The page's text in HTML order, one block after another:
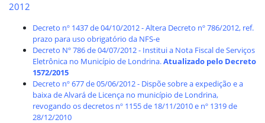
2012
Decreto nº 1437 de 04/10/2012 - Altera Decreto nº 786/2012, ref.
prazo para uso obrigatório da NFS-e
Decreto Nº 786 de 04/07/2012 - Institui a Nota Fiscal de Serviços
Eletrônica no Município de Londrina.Atualizado pelo Decreto
1572/2015
Decreto nº 677 de 05/06/2012 - Dispõe sobre a expedição e a
baixa de Alvará de Licença no município de Londrina,
revogando os decretos nº 1155 de 18/11/2010 e nº 1319 de
28/12/2010